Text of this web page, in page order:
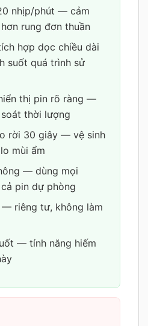
nhịp/phút — cảm
rung đơn thuần
hợp dọc chiều dài
suốt quá trình sử
thị pin rõ ràng —
thời lượng
rời 30 giây — vệ sinh
mùi ẩm
— dùng mọi
pin dự phòng
riêng tư, không làm
— tính năng hiếm